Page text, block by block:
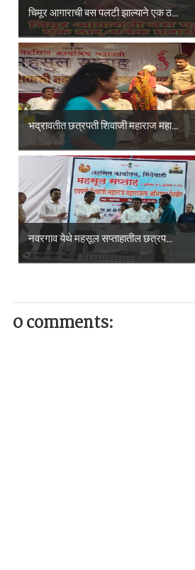
चिमूर आगाराची बस पलटी झाल्याने एक ठ...
भद्रावतीत छत्रपती शिवाजी महाराज महा...
नवरगाव येथे महसूल सप्ताहातील छत्रप...
0 comments: